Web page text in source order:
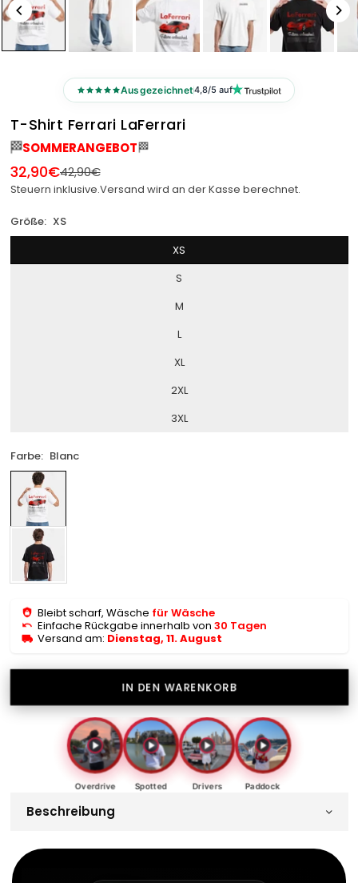
Ausgezeichnet4,8/5 auf
T-Shirt Ferrari LaFerrari
🏁SOMMERANGEBOT🏁
Normaler
Preis
32,90€42,90€
Steuern inklusive.Versand wird an der Kasse berechnet.
Größe: XS
XS
S
M
L
XL
2XL
3XL
Farbe: Blanc
Bleibt scharf, Wäsche für Wäsche
Einfache Rückgabe innerhalb von 30 Tagen
Versand am: Dienstag, 11. August
IN DEN WARENKORB
Overdrive Spotted Drivers Paddock
Beschreibung